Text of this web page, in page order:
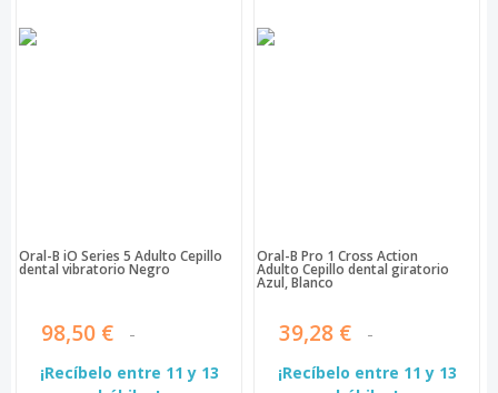
Oral-B iO Series 5 Adulto Cepillo
dental vibratorio Negro
98,50 €
¡Recíbelo entre 11 y 13
Oral-B Pro 1 Cross Action
Adulto Cepillo dental giratorio
Azul, Blanco
39,28 €
¡Recíbelo entre 11 y 13